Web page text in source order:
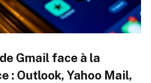
Gmail face à la
: Outlook, Yahoo Mail,